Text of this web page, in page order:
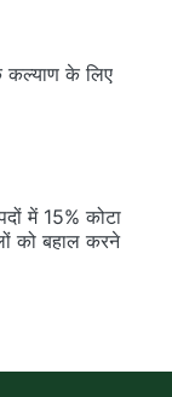
कल्याण के लिए
में 15% कोटा
को बहाल करने